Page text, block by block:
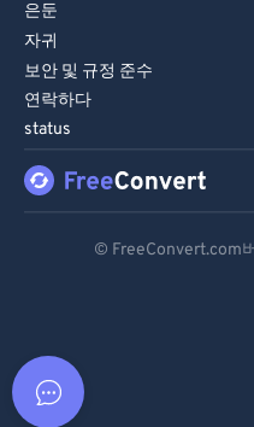
은둔
자귀
보안 및 규정 준수
연락하다
status
© FreeConvert.com